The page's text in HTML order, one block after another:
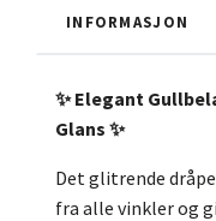
INFORMASJON
✨ Elegant
Glans ✨
Det glitrende
fra alle vinkler og